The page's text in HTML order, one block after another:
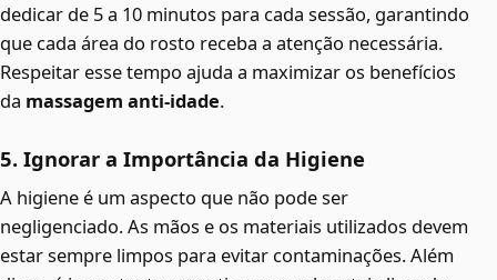
dedicar de 5 a 10 minutos para cada sessão, garantindo
que cada área do rosto receba a atenção necessária.
Respeitar esse tempo ajuda a maximizar os benefícios
da massagem anti-idade.
5. Ignorar a Importância da Higiene
A higiene é um aspecto que não pode ser
negligenciado. As mãos e os materiais utilizados devem
estar sempre limpos para evitar contaminações. Além